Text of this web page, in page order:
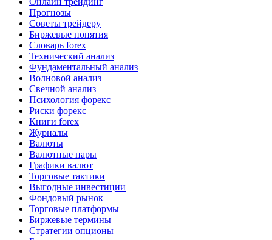
Прогнозы
Советы трейдеру
Биржевые понятия
Словарь forex
Технический анализ
Фундаментальный анализ
Волновой анализ
Свечной анализ
Психология форекс
Риски форекс
Книги forex
Журналы
Валюты
Валютные пары
Графики валют
Торговые тактики
Выгодные инвестиции
Фондовый рынок
Торговые платформы
Биржевые термины
Стратегии опционы